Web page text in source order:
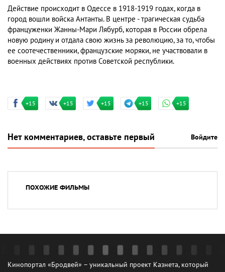
Действие происходит в Одессе в 1918-1919 годах, когда в
город вошли войска Антанты. В центре - трагическая судьба
француженки Жанны-Мари Лябурб, которая в России обрела
новую родину и отдала свою жизнь за революцию, за то, чтобы
ее соотечественники, французские моряки, не участвовали в
военных действиях против Советской республики.
+15 +15 +15 +15 +15
Нет комментариев, оставьте первый Войдите
ПОХОЖИЕ ФИЛЬМЫ
Кинопортал «Бродвей» – уникальный проект Казнета, который